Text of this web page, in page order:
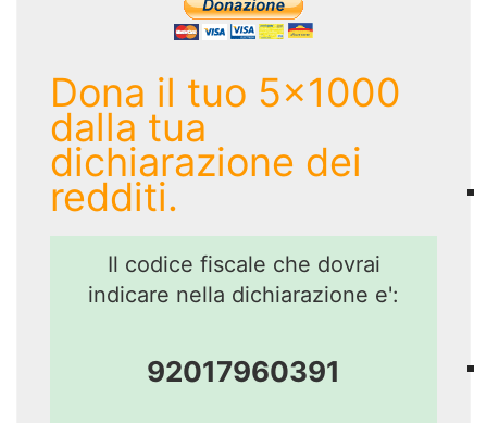
Dona il tuo 5x1000
dalla tua
dichiarazione dei
redditi.
Il codice fiscale che dovrai
indicare nella dichiarazione e':
92017960391